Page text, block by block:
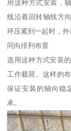
用这种方式安装，
线沿着回转轴线方
环压紧到一起时，外
同向排列布置
选用这种方式安装
工作载荷。这样的
保证安装的轴向稳
承。